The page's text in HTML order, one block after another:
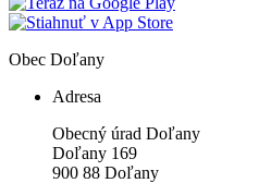
Obec Doľany
Adresa
Obecný úrad Doľany
Doľany 169
900 88 Doľany